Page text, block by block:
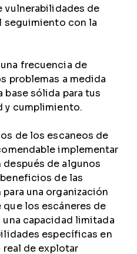
vulnerabilidades de
seguimiento con la
frecuencia de
problemas a medida
base sólida para tus
y cumplimiento.
de los escaneos de
implementar
después de algunos
de las
una organización
los escáneres de
capacidad limitada
específicas en
real de explotar